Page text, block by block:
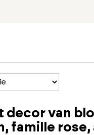
decor van
famille rose,